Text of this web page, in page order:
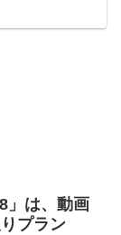
」は、動画
プラン